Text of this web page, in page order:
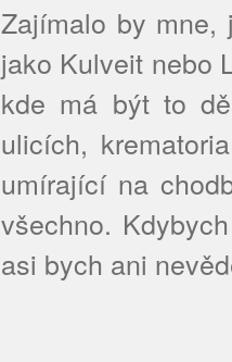
Zajímalo by
jako Kulveit nebo
kde má být to
ulicích,
umírající na
všechno.
asi bych ani